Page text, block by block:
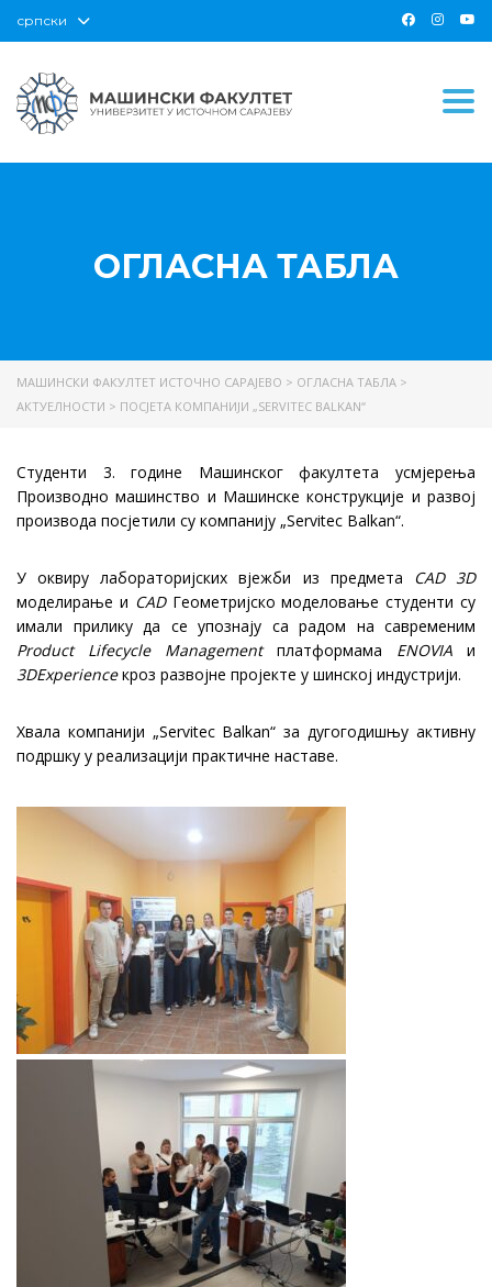
српски
ОГЛАСНА ТАБЛА
МАШИНСКИ ФАКУЛТЕТ ИСТОЧНО САРАЈЕВО > ОГЛАСНА ТАБЛА >
АКТУЕЛНОСТИ > ПОСЈЕТА КОМПАНИЈИ „SERVITEC BALKAN“
Студенти 3. године Машинског факултета усмјерења
Производно машинство и Машинске конструкције и развој
производа посјетили су компанију „Servitec Balkan“.
У оквиру лабораторијских вјежби из предмета CAD 3D
моделирање и CADГеометријско моделовање студенти су
имали прилику да се упознају са радом на савременим
Product Lifecycle Managementплатформама ENOVIA и
3DExperienceкроз развојне пројекте у шинској индустрији.
Хвала компанији „Servitec Balkan“ за дугогодишњу активну
подршку у реализацији практичне наставе.